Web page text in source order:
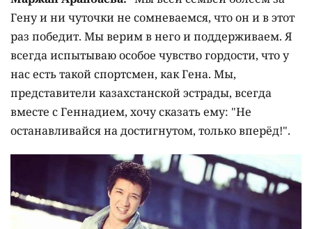
Гену и ни чуточки не сомневаемся, что он и в этот
раз победит. Мы верим в него и поддерживаем. Я
всегда испытываю особое чувство гордости, что у
нас есть такой спортсмен, как Гена. Мы,
представители казахстанской эстрады, всегда
вместе с Геннадием, хочу сказать ему: "Не
останавливайся на достигнутом, только вперёд!".